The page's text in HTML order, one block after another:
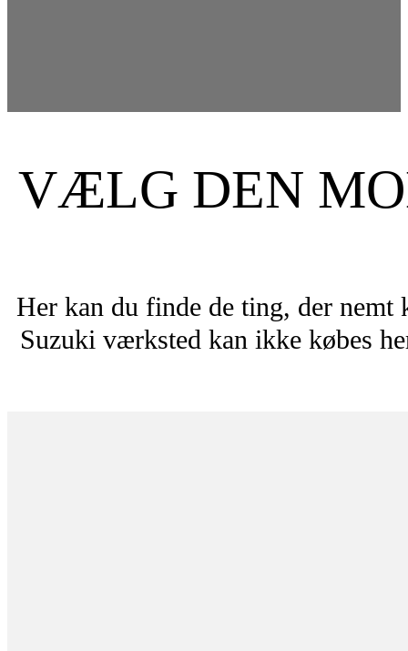
VÆLG DEN
Her kan du finde de ting, der
Suzuki værksted kan ikke købes